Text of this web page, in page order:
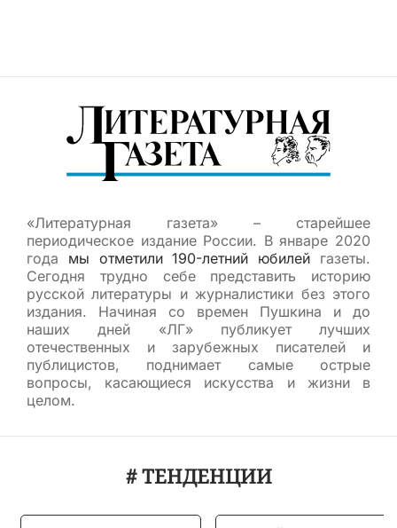
«Литературная газета» – старейшее
периодическое издание России. В январе 2020
года мы отметили 190-летний юбилей газеты.
Сегодня трудно себе представить историю
русской литературы и журналистики без этого
издания. Начиная со времен Пушкина и до
наших дней «ЛГ» публикует лучших
отечественных и зарубежных писателей и
публицистов, поднимает самые острые
вопросы, касающиеся искусства и жизни в
целом.
# ТЕНДЕНЦИИ